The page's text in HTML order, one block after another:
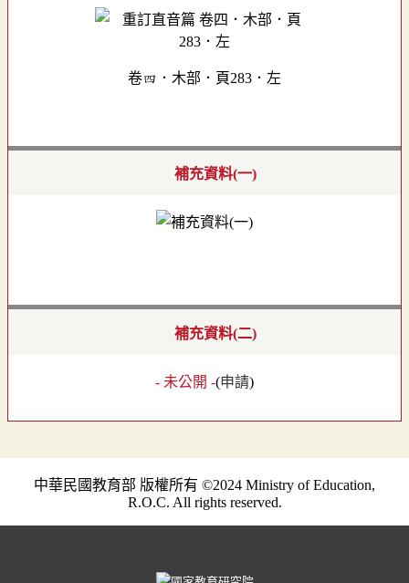
卷四．木部．頁283．左
補充資料(一)
補充資料(二)
- 未公開 -(申請)
中華民國教育部 版權所有 ©2024 Ministry of Education,
R.O.C. All rights reserved.